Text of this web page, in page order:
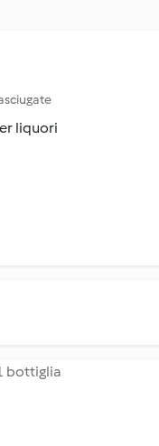
liquori
bottiglia